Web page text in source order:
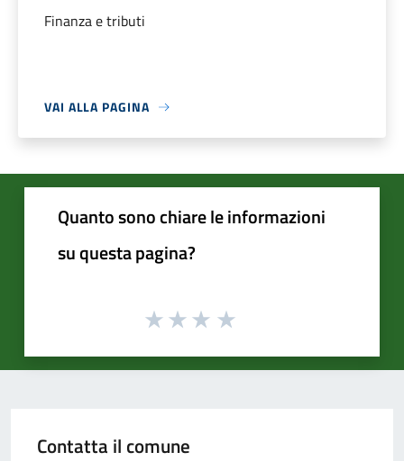
Finanza e tributi
VAI ALLA PAGINA
Quanto sono chiare le informazioni
su questa pagina?
Contatta il comune